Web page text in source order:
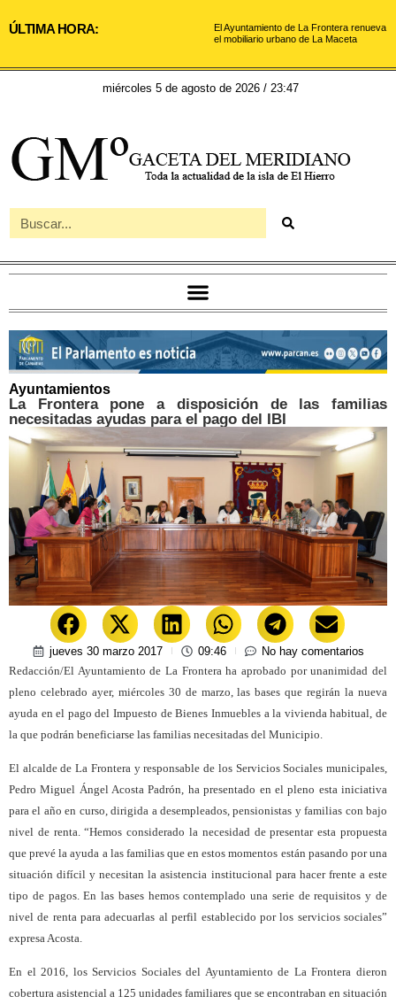
ÚLTIMA HORA:
El Ayuntamiento de La Frontera renueva
el mobiliario urbano de La Maceta
miércoles 5 de agosto de 2026 / 23:47
Ayuntamientos
La Frontera pone a disposición de las familias
necesitadas ayudas para el pago del IBI
jueves 30 marzo 2017 09:46
No hay comentarios
Redacción/El Ayuntamiento de La Frontera ha aprobado por unanimidad del
pleno celebrado ayer, miércoles 30 de marzo, las bases que regirán la nueva
ayuda en el pago del Impuesto de Bienes Inmuebles a la vivienda habitual, de
la que podrán beneficiarse las familias necesitadas del Municipio.
El alcalde de La Frontera y responsable de los Servicios Sociales municipales,
Pedro Miguel Ángel Acosta Padrón, ha presentado en el pleno esta iniciativa
para el año en curso, dirigida a desempleados, pensionistas y familias con bajo
nivel de renta. “Hemos considerado la necesidad de presentar esta propuesta
que prevé la ayuda a las familias que en estos momentos están pasando por una
situación difícil y necesitan la asistencia institucional para hacer frente a este
tipo de pagos. En las bases hemos contemplado una serie de requisitos y de
nivel de renta para adecuarlas al perfil establecido por los servicios sociales”
expresa Acosta.
En el 2016, los Servicios Sociales del Ayuntamiento de La Frontera dieron
cobertura asistencial a 125 unidades familiares que se encontraban en situación